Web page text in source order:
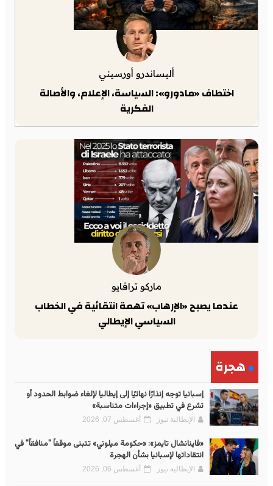
أليساندرو أورسيني
اختطاف «مادورو»: السياسة، الإعلام، والأصالة
الفكرية
ماركو ترافايو
عندما يصبح «الإرهاب» تهمة انتقائية في الخطاب
السياسي الإيطالي
هجرة
إسبانيا توجه إنذارًا نهائيًا إلى إيطاليا لإلغاء ضوابط الحدود أو
تشرع في تطبيق «إجراءات متناسبة»
الإيطالية نيوز أغسطس 07, 2026
«فاينانشال تايمز»: «حكومة ميلوني» تتبنى موقفاً "منافقاً" في
انتقاداتها لإسبانيا بشأن الهجرة
الإيطالية نيوز أغسطس 06, 2026